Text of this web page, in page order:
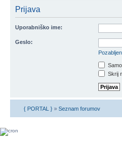
Prijava
Uporabniško ime:
Geslo:
Skrij
{ PORTAL } » Seznam forumov